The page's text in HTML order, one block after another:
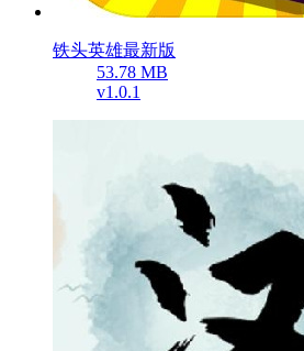
铁头英雄最新版
53.78 MB
v1.0.1